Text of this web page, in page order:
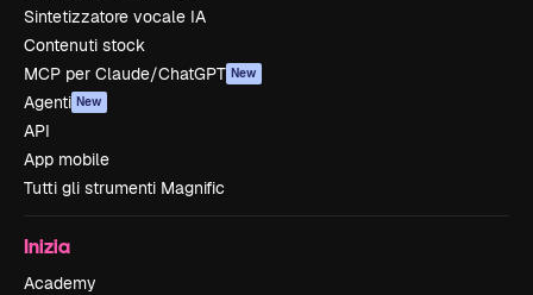
Sintetizzatore vocale IA
Contenuti stock
MCP per Claude/ChatGPT New
Agenti New
API
App mobile
Tutti gli strumenti Magnific
Inizia
Academy